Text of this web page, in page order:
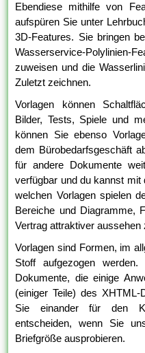
Ebendiese mithilfe von
aufspüren Sie unter
3D-Features. Sie bringen
Wasserservice-
zuweisen und die
Zuletzt zeichnen.
Vorlagen können
Bilder, Tests, Spiele und
können Sie ebenso
dem Bürobedarfsgeschäft
für andere Dokumente
verfügbar und du kannst mit
welchen Vorlagen spielen
Bereiche und Diagramme,
Vertrag attraktiver aussehen
Vorlagen sind Formen, im
Stoff aufgezogen
Dokumente, die einige
(einiger Teile) des
Sie einander für den
entscheiden, wenn Sie
Briefgröße ausprobieren.